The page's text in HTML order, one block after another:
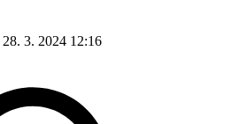
28. 3. 2024 12:16